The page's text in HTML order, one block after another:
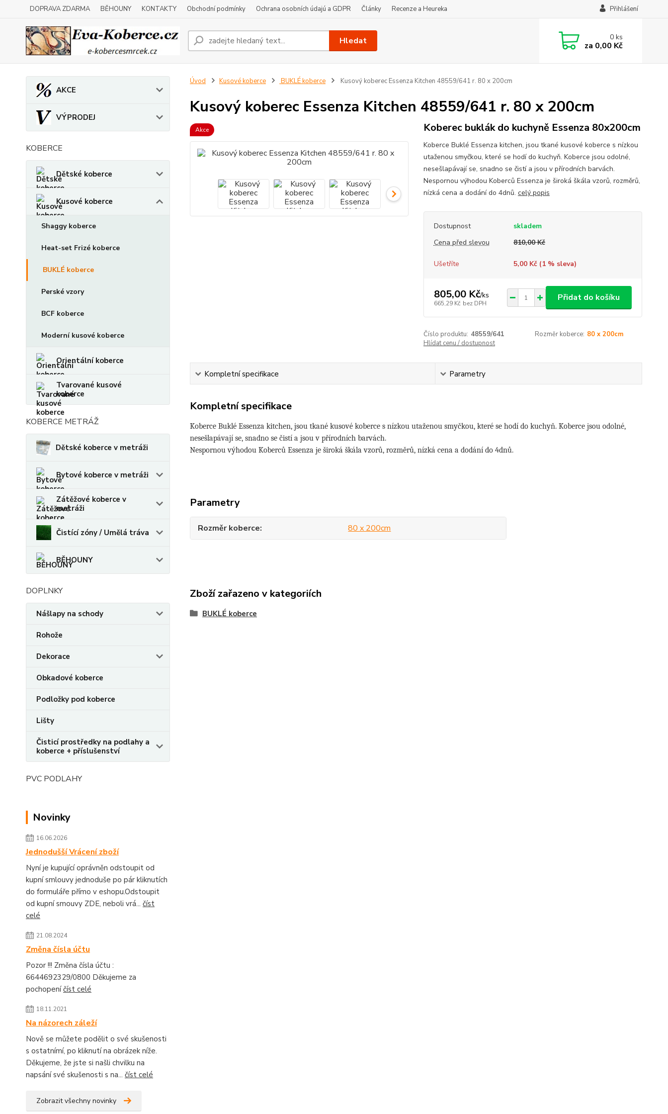
DOPRAVA ZDARMA BĚHOUNY KONTAKTY Obchodní podmínky Ochrana osobních údajú a GDPR Články Recenze a Heureka Přihlášení
Hledat 0ks
za 0,00 Kč
AKCE
VÝPRODEJ
KOBERCE
Dětské koberce
Kusové koberce
Shaggy koberce
Heat-set Frizé koberce
BUKLÉ koberce
Perské vzory
BCF koberce
Moderní kusové koberce
Orientální koberce
Tvarované kusové
koberce
KOBERCE METRÁŽ
Dětské koberce v metráži
Bytové koberce v metráži
Zátěžové koberce v
metráži
Čistící zóny / Umělá tráva
BĚHOUNY
DOPLNKY
Nášlapy na schody
Rohože
Dekorace
Obkadové koberce
Podložky pod koberce
Lišty
Čisticí prostředky na podlahy a
koberce + příslušenství
PVC PODLAHY
Novinky
16.06.2026
Jednodušší Vrácení zboží
Nyní je kupující oprávněn odstoupit od
kupní smlouvy jednoduše po pár kliknutích
do formuláře přímo v eshopu.Odstoupit
od kupní smouvy ZDE, neboli vrá... číst
celé
21.08.2024
Změna čísla účtu
Pozor !!! Změna čísla účtu :
6644692329/0800 Děkujeme za
pochopeníčíst celé
18.11.2021
Na názorech záleží
Nově se můžete podělit o své skušenosti
s ostatnímí, po kliknutí na obrázek níže.
Děkujeme, že jste si našli chvilku na
napsání své skušenosti s na... číst celé
Zobrazit všechny novinky
Úvod Kusové koberce BUKLÉ koberce Kusový koberec Essenza Kitchen 48559/641 r. 80 x 200cm
Kusový koberec Essenza Kitchen 48559/641 r. 80 x 200cm
Akce Koberec buklák do kuchyně Essenza 80x200cm
Koberce Buklé Essenza kitchen, jsou tkané kusové koberce s nízkou
utaženou smyčkou, které se hodí do kuchyň. Koberce jsou odolné,
nesešlapávají se, snadno se čistí a jsou v přírodních barvách.
Nespornou výhodou Koberců Essenza je široká škála vzorů, rozměrů,
nízká cena a dodání do 4dnů. celý popis
Dostupnost
skladem
Cena před slevou
810,00 Kč
Ušetříte 5,00 Kč (1% sleva)
805,00 Kč/ks
665,29 Kč bez DPH
Přidat do košíku
Číslo produktu: 48559/641 Rozměr koberce: 80 x 200cm
Hlídat cenu / dostupnost
Kompletní specifikace Parametry
Kompletní specifikace
Koberce Buklé Essenza kitchen, jsou tkané kusové koberce s nízkou utaženou smyčkou, které se hodí do kuchyň. Koberce jsou odolné,
nesešlapávají se, snadno se čistí a jsou v přírodních barvách.
Nespornou výhodou Koberců Essenza je široká škála vzorů, rozměrů, nízká cena a dodání do 4dnů.
Parametry
Rozměr koberce 80 x 200cm
Zboží zařazeno v kategoriích
BUKLÉ koberce